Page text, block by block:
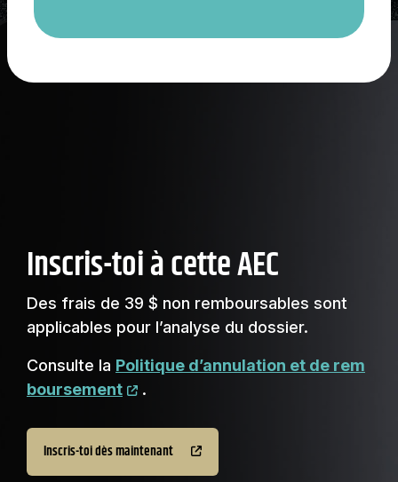
Inscris-toi à cette AEC
Des frais de 39 $ non remboursables sont
applicables pour l’analyse du dossier.
Consulte la Politique d’annulation et de rem
boursement
.
Inscris-toi dès maintenant